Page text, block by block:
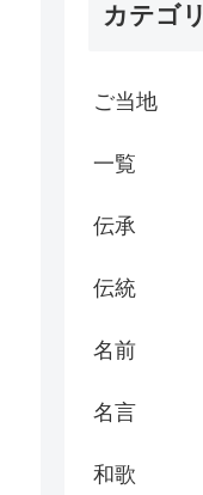
カテゴ
ご当地
一覧
伝承
伝統
名前
名言
和歌